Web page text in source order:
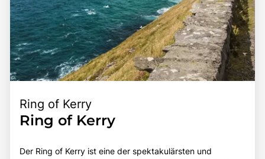
Ring of Kerry
Ring of Kerry
Der Ring of Kerry ist eine der spektakulärsten und